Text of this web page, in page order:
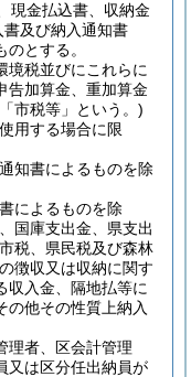
現金払込書、収納金
及び納入通知書
とする。
税並びにこれらに
告加算金、重加算金
市税等」という。)
用する場合に限
知書によるものを除
によるものを除
国庫支出金、県支出
税、県民税及び森林
の徴収又は収納に関す
収入金、隔地払等に
の他その性質上納入
者、区会計管理
又は区分任出納員が